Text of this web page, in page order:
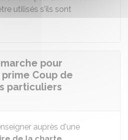
utilisés s'ils sont
pour
Coup de
particuliers
auprès d'une